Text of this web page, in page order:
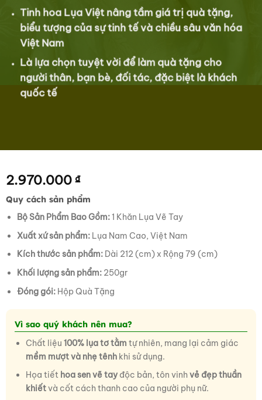
Tinh hoa Lụa Việt nâng tầm giá trị quà tặng,
biểu tượng của sự tinh tế và chiều sâu văn hóa
Việt Nam
Là lựa chọn tuyệt vời để làm quà tặng cho
người thân, bạn bè, đối tác, đặc biệt là khách
quốc tế
2.970.000 ₫
Quy cách sản phẩm
Bộ Sản Phẩm Bao Gồm:1 Khăn Lụa Vẽ Tay
Xuất xứ sản phẩm:Lụa Nam Cao, Việt Nam
Kích thước sản phẩm:Dài 212 (cm) x Rộng 79 (cm)
Khối lượng sản phẩm:250gr
Đóng gói:Hộp Quà Tặng
Vì sao quý khách nên mua?
Chất liệu 100% lụa tơ tằm tự nhiên, mang lại cảm giác
mềm mượt và nhẹ tênhkhi sử dụng.
Họa tiết hoa sen vẽ tayđộc bản, tôn vinhvẻ đẹp thuần
khiếtvà cốt cách thanh cao của người phụ nữ.